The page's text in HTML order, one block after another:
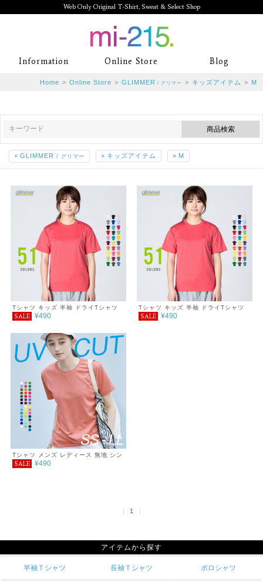
Web Only Original T-Shirt, Sweat & Select Shop
mi-215. Web Only Original T-Shirt,
Sweat & Select Shop mi-215. Tシャ
ランド専門通販
Information Online Store Blog
Home > Online Store > GLIMMER / グリマー > キッズアイテム > M
× GLIMMER / グリマー × キッズアイテム × M
Tシャツ キッズ 半袖 ドライTシャツ
4.4オンス 100～150cm
SALE ¥490
Tシャツ キッズ 半袖 ドライTシャツ
4.4オンス 100～150cm ミックスカ
SALE ¥490
Tシャツ メンズ レディース 無地 シン
プル 薄手 涼しい 吸汗速乾 UVカット
SALE ¥490
1
アイテムから探す
半袖Ｔシャツ 長袖Ｔシャツ ポロシャツ